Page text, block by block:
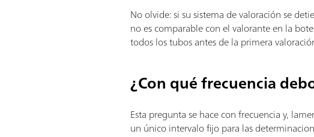
No olvide: si su sistema de valoración se
no es comparable con el valorante en la
todos los tubos antes de la primera
¿Con qué frecuencia
Esta pregunta se hace con frecuencia y,
un único intervalo fijo para las